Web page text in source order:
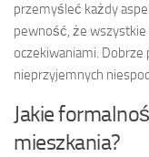
przemyśleć każdy
pewność, że wszystkie
oczekiwaniami.
nieprzyjemnych
Jakie
mieszkania?